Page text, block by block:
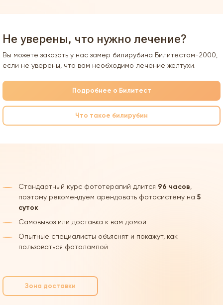
Не уверены, что нужно лечение?
Вы можете заказать у нас замер билирубина Билитестом-2000,
если не уверены, что вам необходимо лечение желтухи.
Подробнее о Билитест
Что такое билирубин
Стандартный курс фототерапий длится 96 часов
поэтому рекомендуем арендовать фотосистему на 5
суток
Самовывоз или доставка к вам домой
Опытные специалисты объяснят и покажут, как
пользоваться фотолампой
Зона доставки